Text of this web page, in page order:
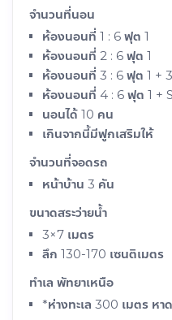
จำนวนที่นอน
ห้องนอนที่ 1 : 6 ฟุต 1
ห้องนอนที่ 2 : 6 ฟุต 1
ห้องนอนที่ 3 : 6 ฟุต 1 +
ห้องนอนที่ 4 : 6 ฟุต 1 +
นอนได้ 10 คน
เกินจากนี้มีฟูกเสริมให้
จำนวนที่จอดรถ
หน้าบ้าน 3 คัน
ขนาดสระว่ายน้ำ
3×7 เมตร
ลึก 130-170 เซนติเมตร
ทำเล พัทยาเหนือ
*ห่างทะเล 300 เมตร ห